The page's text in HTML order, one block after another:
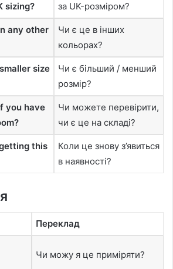
sizing?
за UK-розміром?
any other
Чи є це в інших
кольорах?
size
Чи є більший / менший
розмір?
you have
Чи можете перевірити,
чи є це на складі?
this
Коли це знову з’явиться
в наявності?
Переклад
Чи можу я це приміряти?